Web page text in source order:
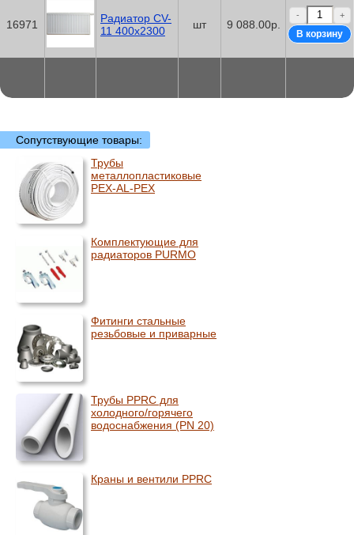
16971
Радиатор CV-
11 400x2300
шт 9 088.00р.
- +
Сопутствующие товары:
Трубы
металлопластиковые
PEX-AL-PEX
Комплектующие для
радиаторов PURMO
Фитинги стальные
резьбовые и приварные
Трубы PPRC для
холодного/горячего
водоснабжения (PN 20)
Краны и вентили PPRC